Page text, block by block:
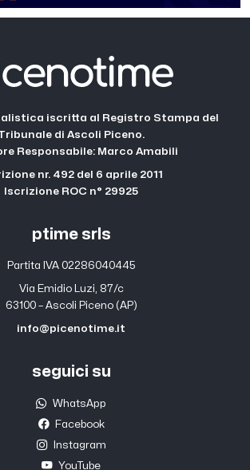
iscritta al Registro Stampa del
di Ascoli Piceno.
Responsabile: Marco Amabili
nr. 492 del 6 aprile 2011
Iscrizione ROC n° 29925
ptime srls
Partita IVA 02286040445
Via Emidio Luzi, 87/c
63100 – Ascoli Piceno (AP)
info@picenotime.it
seguici su
WhatsApp
Facebook
Instagram
YouTube